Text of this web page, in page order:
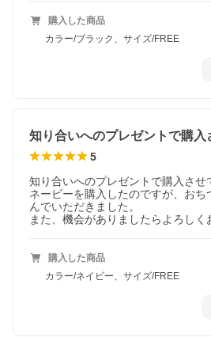
購入した商品
カラー/ブラック、サイズ/FREE
5
知り合いへのプレゼントで購入させ
ネービーを購入したのですが、お
んでいただきました。
また、機会がありましたらよろしく
購入した商品
カラー/ネイビー、サイズ/FREE